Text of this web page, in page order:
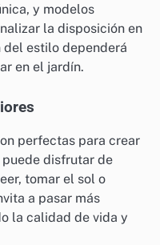
y modelos
la disposición en
del estilo dependerá
en el jardín.
perfectas para crear
puede disfrutar de
tomar el sol o
a pasar más
la calidad de vida y